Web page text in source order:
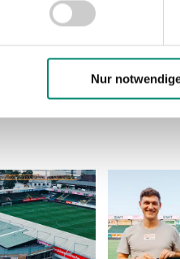
zu analysieren. Außerdem
Nur